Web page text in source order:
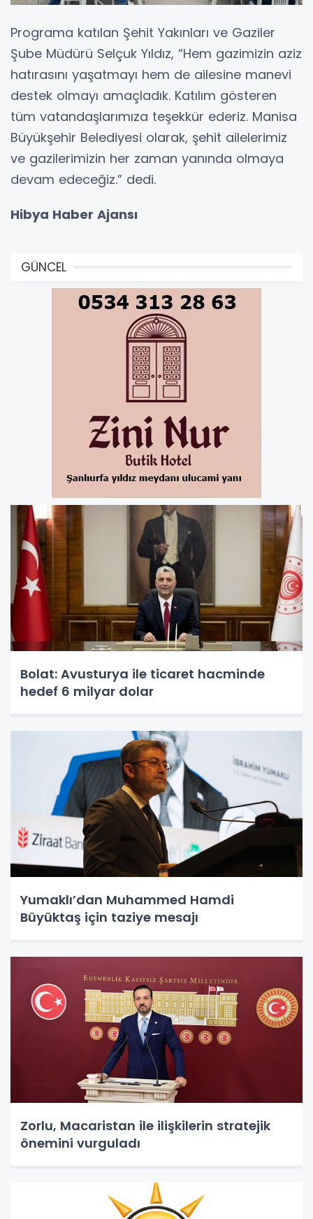
Programa katılan Şehit Yakınları ve Gaziler
Şube Müdürü Selçuk Yıldız, “Hem gazimizin aziz
hatırasını yaşatmayı hem de ailesine manevi
destek olmayı amaçladık. Katılım gösteren
tüm vatandaşlarımıza teşekkür ederiz. Manisa
Büyükşehir Belediyesi olarak, şehit ailelerimiz
ve gazilerimizin her zaman yanında olmaya
devam edeceğiz.” dedi.
Hibya Haber Ajansı
GÜNCEL
Bolat: Avusturya ile ticaret hacminde
hedef 6 milyar dolar
Yumaklı’dan Muhammed Hamdi
Büyüktaş için taziye mesajı
Zorlu, Macaristan ile ilişkilerin stratejik
önemini vurguladı